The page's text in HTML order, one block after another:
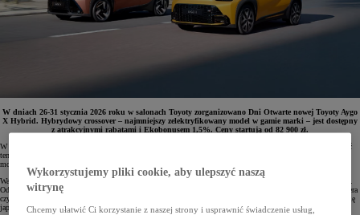
W dniach 26-31 stycznia 2026 roku w salonach Toyoty zorganizowano Dni Otwarte nowej Toyoty Aygo
X Hybrid. Hybrydowy crossover – najmniejszy zelektryfikowany model w gamie marki – jest dostępny
z atrakcyjnymi rabatami i Ekobonusem 1,5%. Ceny startują od 82 900 zł.
W Polsce debiutuje nowa Toyota Aygo X Hybrid. Klienci po raz pierwszy będą mogli obejrzeć i przetestować
ten pojazd w trakcie Dni Otwartych, które odbędą się w dniach 26-31 stycznia. W ramach atrakcyjnej oferty
można będzie zamówić bogato wyposażone egzemplarze z 2026 roku produkcji z dodatkowym rabatem.
Warto tu wspomnieć, że nowe hybrydowe Aygo X odniosło spektakularny sukces w przedsprzedaży w Polsce.
Od listopada klienci zamówili już 760 aut, a to wszystko bez możliwości wcześniejszego obejrzenia crossovera
czy odbycia jazdy testowej samochodem z nowym napędem. Dowodzi to, jak ogromnym zaufaniem cieszy się
japońska marka w naszym kraju.
Wykorzystujemy pliki cookie, aby ulepszyć naszą
witrynę
Chcemy ułatwić Ci korzystanie z naszej strony i usprawnić świadczenie usług,